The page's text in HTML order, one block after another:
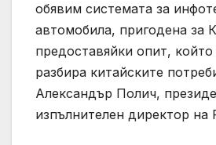
обявим системата за
автомобила, пригодена за
предоставяйки опит,
разбира китайските
Александър Полич,
изпълнителен директор на